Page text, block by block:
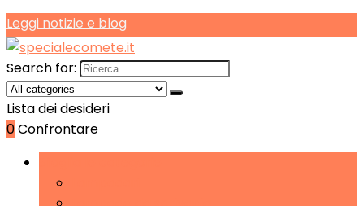
Leggi notizie e blog
Search for:
Lista dei desideri
0Confrontare